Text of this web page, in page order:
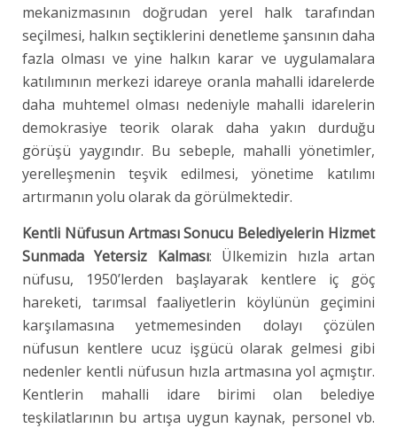
mekanizmasının doğrudan yerel halk tarafından
seçilmesi, halkın seçtiklerini denetleme şansının daha
fazla olması ve yine halkın karar ve uygulamalara
katılımının merkezi idareye oranla mahalli idarelerde
daha muhtemel olması nedeniyle mahalli idarelerin
demokrasiye teorik olarak daha yakın durduğu
görüşü yaygındır. Bu sebeple, mahalli yönetimler,
yerelleşmenin teşvik edilmesi, yönetime katılımı
artırmanın yolu olarak da görülmektedir.
Kentli Nüfusun Artması Sonucu Belediyelerin Hizmet
Sunmada Yetersiz Kalması: Ülkemizin hızla artan
nüfusu, 1950’lerden başlayarak kentlere iç göç
hareketi, tarımsal faaliyetlerin köylünün geçimini
karşılamasına yetmemesinden dolayı çözülen
nüfusun kentlere ucuz işgücü olarak gelmesi gibi
nedenler kentli nüfusun hızla artmasına yol açmıştır.
Kentlerin mahalli idare birimi olan belediye
teşkilatlarının bu artışa uygun kaynak, personel vb.